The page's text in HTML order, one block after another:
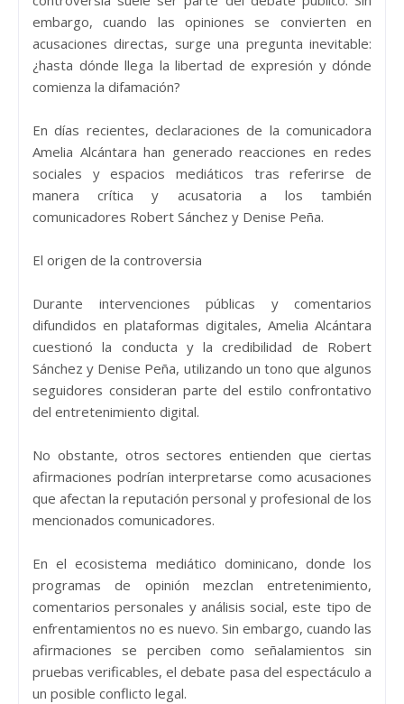
embargo, cuando las opiniones se convierten en
acusaciones directas, surge una pregunta inevitable:
¿hasta dónde llega la libertad de expresión y dónde
comienza la difamación?
En días recientes, declaraciones de la comunicadora
Amelia Alcántara han generado reacciones en redes
sociales y espacios mediáticos tras referirse de
manera crítica y acusatoria a los también
comunicadores Robert Sánchez y Denise Peña.
El origen de la controversia
Durante intervenciones públicas y comentarios
difundidos en plataformas digitales, Amelia Alcántara
cuestionó la conducta y la credibilidad de Robert
Sánchez y Denise Peña, utilizando un tono que algunos
seguidores consideran parte del estilo confrontativo
del entretenimiento digital.
No obstante, otros sectores entienden que ciertas
afirmaciones podrían interpretarse como acusaciones
que afectan la reputación personal y profesional de los
mencionados comunicadores.
En el ecosistema mediático dominicano, donde los
programas de opinión mezclan entretenimiento,
comentarios personales y análisis social, este tipo de
enfrentamientos no es nuevo. Sin embargo, cuando las
afirmaciones se perciben como señalamientos sin
pruebas verificables, el debate pasa del espectáculo a
un posible conflicto legal.